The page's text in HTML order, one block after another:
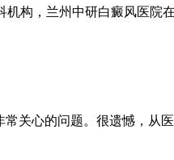
构，兰州中研白癜风医院
关心的问题。很遗憾，从